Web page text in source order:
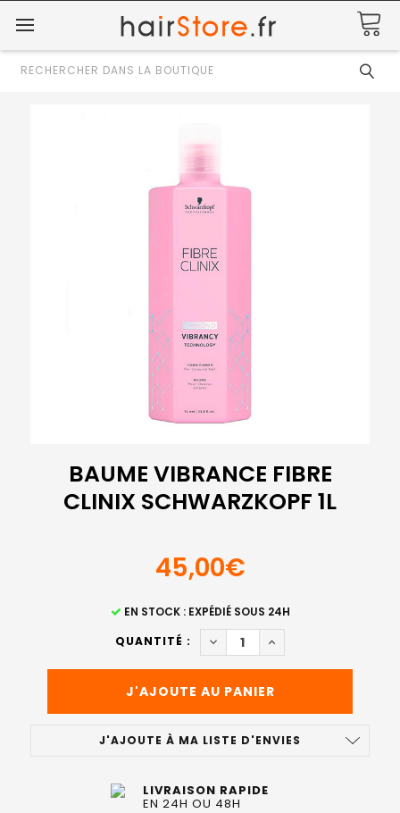
Rechercher
BAUME VIBRANCE FIBRE
CLINIX SCHWARZKOPF 1L
45,00€
EN STOCK : EXPÉDIÉ SOUS 24H
QUANTITÉ :
DIMINUER LA QUANTITÉ DE
AUGMENTER LA
J'AJOUTE À MA LISTE D'ENVIES
LIVRAISON RAPIDE
EN 24H OU 48H